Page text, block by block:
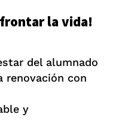
la vida!
del alumnado
renovación con
y